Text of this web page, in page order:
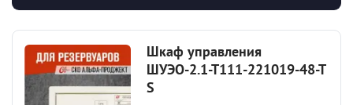
Шкаф управления
ШУЭО-2.1-Т111-221019-48-Т
S